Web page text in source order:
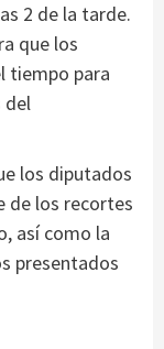
2 de la tarde.
que los
tiempo para
del
los diputados
de los recortes
así como la
presentados